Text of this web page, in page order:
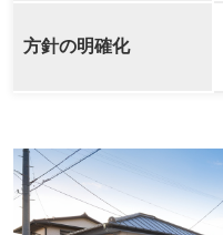
方針の明確化